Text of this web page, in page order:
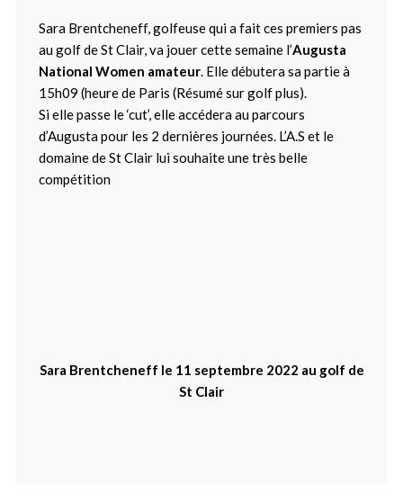
Sara Brentcheneff, golfeuse qui a fait ces premiers pas
au golf de St Clair, va jouer cette semaine l’Augusta
National Women amateur. Elle débutera sa partie à
15h09 (heure de Paris (Résumé sur golf plus).
Si elle passe le ‘cut’, elle accédera au parcours
d’Augusta pour les 2 dernières journées. L’A.S et le
domaine de St Clair lui souhaite une très belle
compétition
Sara Brentcheneff le 11 septembre 2022 au golf de
St Clair